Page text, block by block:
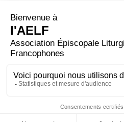
lui aussi vivra par moi.
Tel est le pain qui est
il n’est pas comme celui que
Eux, ils sont morts ;
celui qui mange ce pain
vivra éternellement. »
– Acclamons la Parole de